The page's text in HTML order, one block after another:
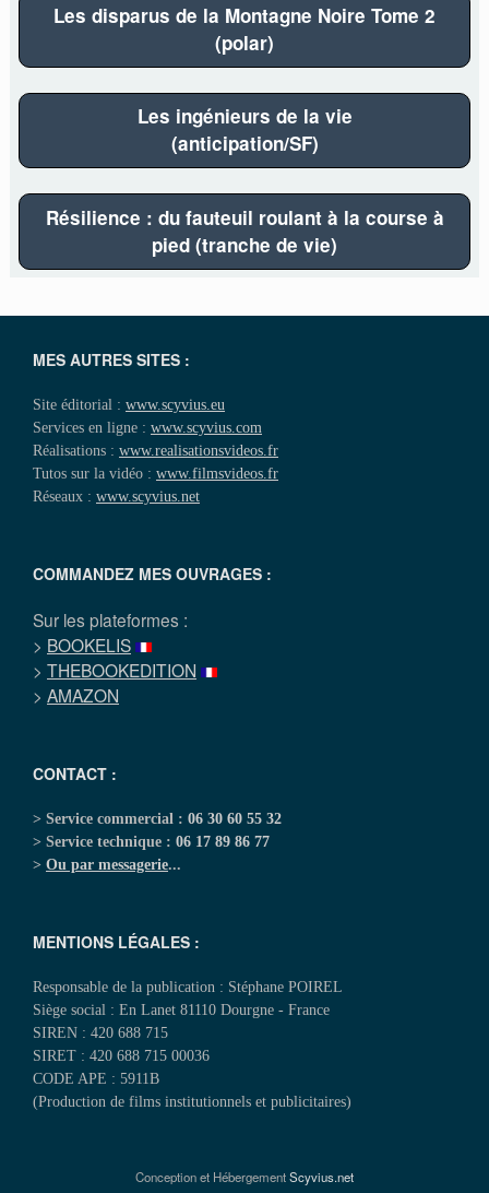
Les disparus de la Montagne Noire Tome 2
(polar)
Les ingénieurs de la vie
(anticipation/SF)
Résilience : du fauteuil roulant à la course à
pied (tranche de vie)
MES AUTRES SITES :
Site éditorial : www.scyvius.eu
Services en ligne : www.scyvius.com
Réalisations : www.realisationsvideos.fr
Tutos sur la vidéo : www.filmsvideos.fr
Réseaux : www.scyvius.net
COMMANDEZ MES OUVRAGES :
Sur les plateformes :
> BOOKELIS
> THEBOOKEDITION
> AMAZON
CONTACT :
> Service commercial : 06 30 60 55 32
> Service technique : 06 17 89 86 77
> Ou par messagerie...
MENTIONS LÉGALES :
Responsable de la publication : Stéphane POIREL
Siège social : En Lanet 81110 Dourgne - France
SIREN : 420 688 715
SIRET : 420 688 715 00036
CODE APE : 5911B
(Production de films institutionnels et publicitaires)
Conception et HébergementScyvius.net